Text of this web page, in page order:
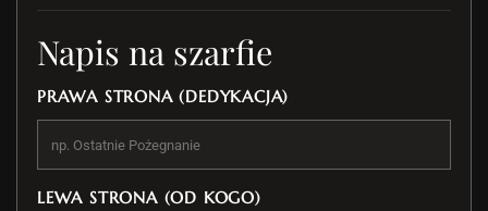
Napis na szarfie
PRAWA STRONA (DEDYKACJA)
LEWA STRONA (OD KOGO)